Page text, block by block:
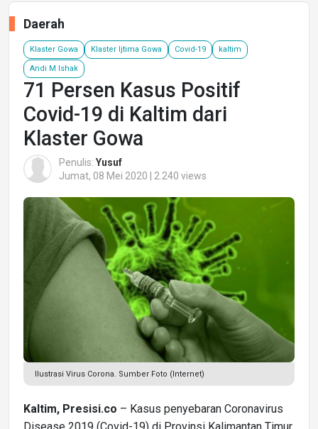
Daerah
Klaster Gowa Klaster Ijtima Gowa Covid-19 kaltim
Andi M Ishak
71 Persen Kasus Positif
Covid-19 di Kaltim dari
Klaster Gowa
Penulis: Yusuf
Jumat, 08 Mei 2020 | 2.240 views
Ilustrasi Virus Corona. Sumber Foto (Internet)
Kaltim, Presisi.co – Kasus penyebaran Coronavirus
Disease 2019 (Covid-19) di Provinsi Kalimantan Timur